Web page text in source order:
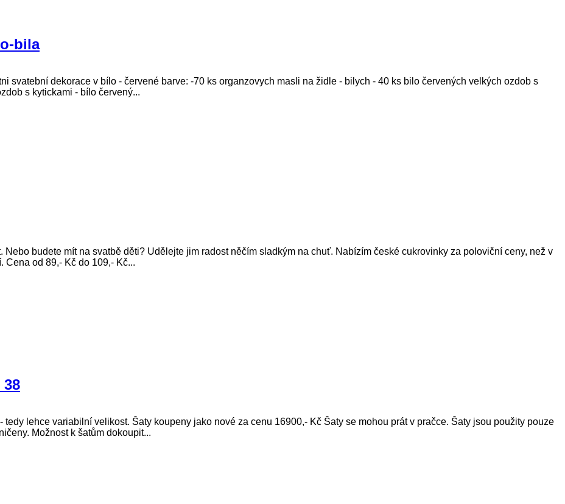
bila
svatební dekorace v bílo - červené barve: -70 ks organzovych masli na židle - bilych - 40 ks bilo červených velkých ozdob s
s kytickami - bílo červený...
budete mít na svatbě děti? Udělejte jim radost něčím sladkým na chuť. Nabízím české cukrovinky za poloviční ceny, než v
od 89,- Kč do 109,- Kč...
lehce variabilní velikost. Šaty koupeny jako nové za cenu 16900,- Kč Šaty se mohou prát v pračce. Šaty jsou použity pouze
Možnost k šatům dokoupit...